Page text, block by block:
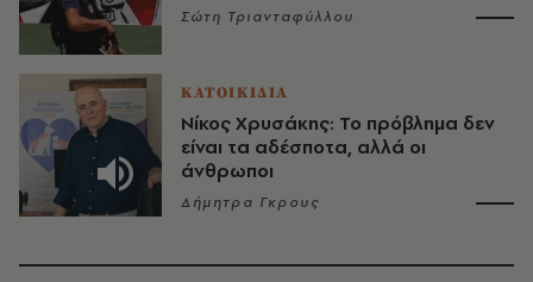
Σώτη Τριανταφύλλου
ΚΑΤΟΙΚΙΔΙΑ
Νίκος Χρυσάκης: Το πρόβλημα δεν
είναι τα αδέσποτα, αλλά οι
άνθρωποι
Δήμητρα Γκρους